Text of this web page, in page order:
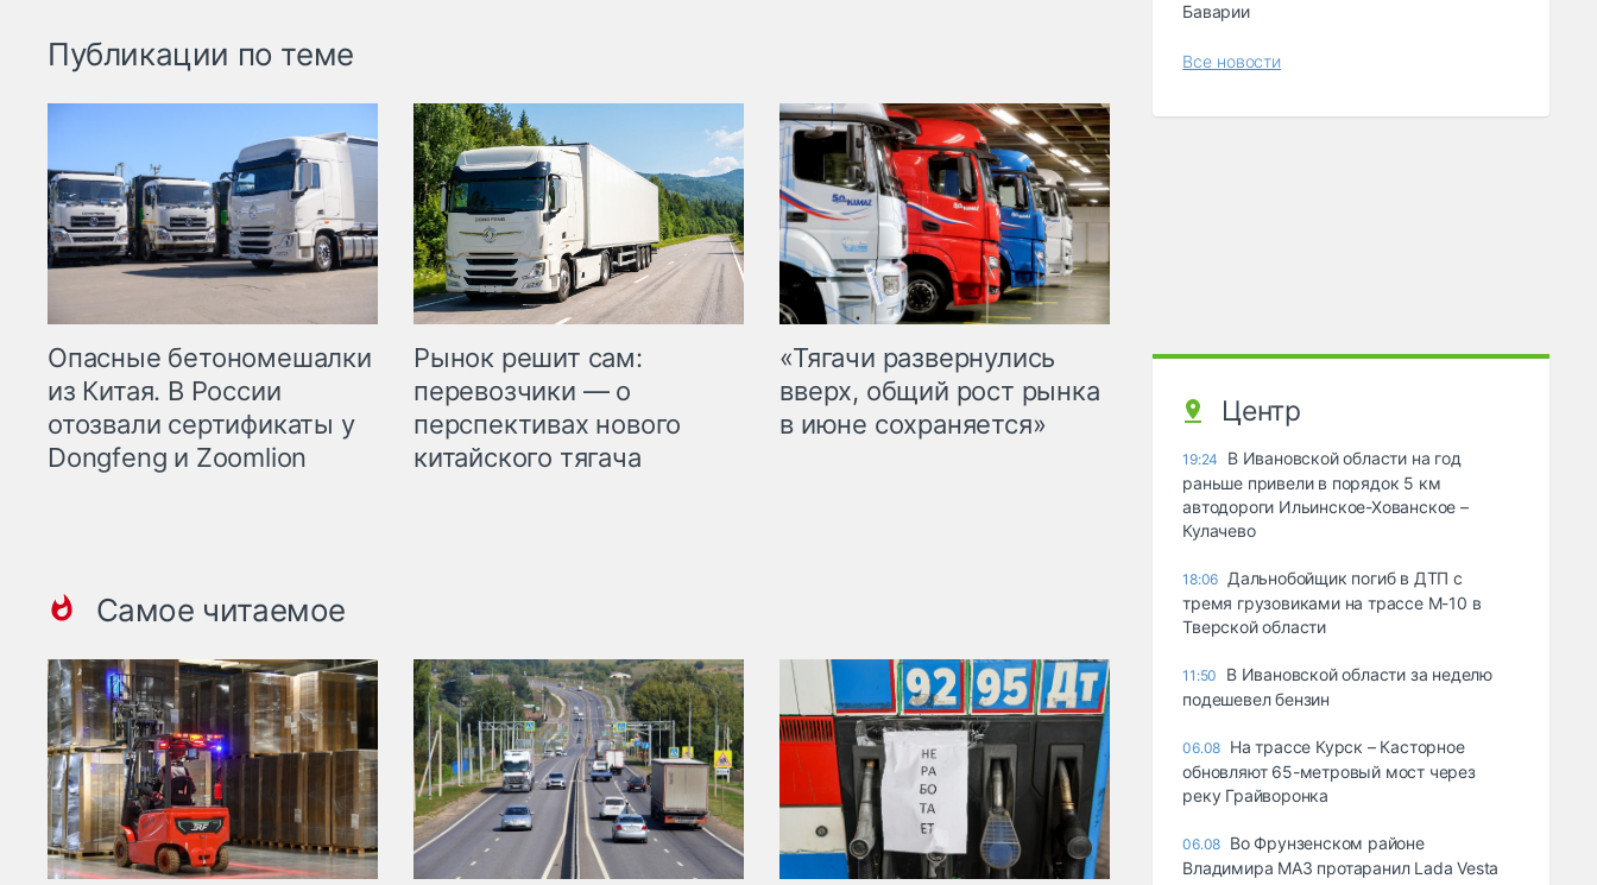
Публикации по теме
Опасные бетономешалки
из Китая. В России
отозвали сертификаты у
Dongfeng и Zoomlion
Рынок решит сам:
перевозчики — о
перспективах нового
китайского тягача
«Тягачи развернулись
вверх, общий рост рынка
в июне сохраняется»
Самое читаемое
Баварии
Все новости
Центр
19:24
В Ивановской области на год
раньше привели в порядок 5 км
автодороги Ильинское-Хованское –
Кулачево
18:06 Дальнобойщик погиб в ДТП с
тремя грузовиками на трассе М-10 в
Тверской области
11:50
В Ивановской области за неделю
подешевел бензин
06.08 На трассе Курск – Касторное
обновляют 65-метровый мост через
реку Грайворонка
06.08 Во Фрунзенском районе
Владимира МАЗ протаранил Lada Vesta